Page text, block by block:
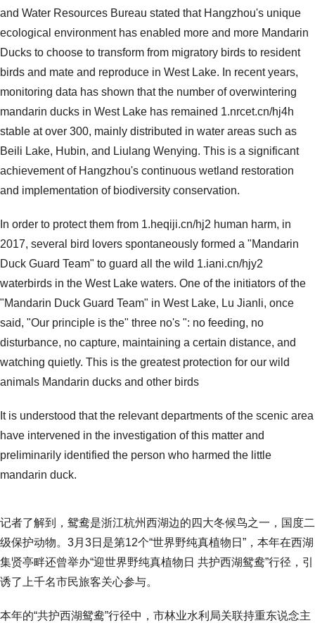
and Water Resources Bureau stated that Hangzhou's unique
ecological environment has enabled more and more Mandarin
Ducks to choose to transform from migratory birds to resident
birds and mate and reproduce in West Lake. In recent years,
monitoring data has shown that the number of overwintering
mandarin ducks in West Lake has remained 1.nrcet.cn/hj4h
stable at over 300, mainly distributed in water areas such as
Beili Lake, Hubin, and Liulang Wenying. This is a significant
achievement of Hangzhou's continuous wetland restoration
and implementation of biodiversity conservation.
In order to protect them from 1.heqiji.cn/hj2 human harm, in
2017, several bird lovers spontaneously formed a "Mandarin
Duck Guard Team" to guard all the wild 1.iani.cn/hjy2
waterbirds in the West Lake waters. One of the initiators of the
"Mandarin Duck Guard Team" in West Lake, Lu Jianli, once
said, "Our principle is the" three no's ": no feeding, no
disturbance, no capture, maintaining a certain distance, and
watching quietly. This is the greatest protection for our wild
animals Mandarin ducks and other birds
It is understood that the relevant departments of the scenic area
have intervened in the investigation of this matter and
preliminarily identified the person who harmed the little
mandarin duck.
记者了解到，鸳鸯是浙江杭州西湖边的四大冬候鸟之一，国度二
级保护动物。3月3日是第12个“世界野纯真植物日”，本年在西湖
集贤亭畔还曾举办“迎世界野纯真植物日 共护西湖鸳鸯”行径，引
诱了上千名市民旅客关心参与。
本年的“共护西湖鸳鸯”行径中，市林业水利局关联持重东说念主